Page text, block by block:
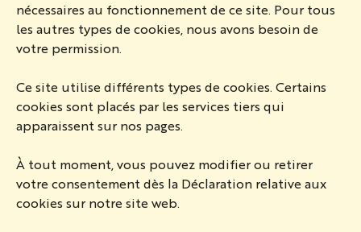
nécessaires au fonctionnement de ce site. Pour tous
les autres types de cookies, nous avons besoin de
votre permission.
Ce site utilise différents types de cookies. Certains
cookies sont placés par les services tiers qui
apparaissent sur nos pages.
À tout moment, vous pouvez modifier ou retirer
votre consentement dès la Déclaration relative aux
cookies sur notre site web.